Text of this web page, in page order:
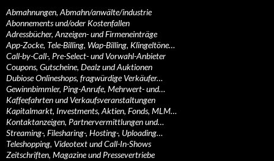
Abmahnungen, Abmahn/anwälte/industrie
Abonnements und/oder Kostenfallen
Adressbücher, Anzeigen- und Firmeneinträge
App-Zocke, Tele-Billing, Wap-Billing, Klingeltöne…
Call-by-Call-, Pre-Select- und Vorwahl-Anbieter
Coupons, Gutscheine, Dealz und Auktionen
Dubiose Onlineshops, fragwürdige Verkäufer…
Gewinnbimmler, Ping-Anrufe, Mehrwert- und…
Kaffeefahrten und Verkaufsveranstaltungen
Kapitalmarkt, Investments, Aktien, Fonds, MLM…
Kontaktanzeigen, Partnervermittlungen und…
Streaming-, Filesharing-, Hosting-, Uploading…
Teleshopping, Videotext und Call-In-Shows
Zeitschriften, Magazine und Pressevertriebe